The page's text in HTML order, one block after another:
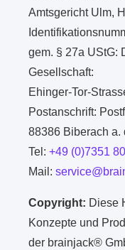
Amtsgericht Ulm,
gem. § 27a UStG:
Gesellschaft:
Ehinger-Tor-
Postanschrift:
88386 Biberach a.
Tel:+49 (0)7351
Mail:
Copyright: Diese
Konzepte und
der brainjack®